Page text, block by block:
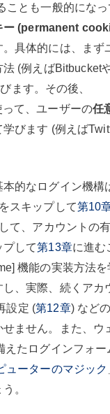
ことも一般的にな
ー (permanent
具体的には、まず
(例えばBitbucket
ます。その後、
て、ユーザーの任
びます (例えば
的なログイン機構
スキップして第10
て、アカウントの
プして第13章に進む
機能の実装方法を
、実際、続くアカ
設定 (第12章) など
ません。また、ウ
えたログインフォー
ューターのマジック
。